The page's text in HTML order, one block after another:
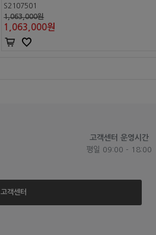
S2107501
1,063,000원
1,063,000원
고객센터 운영시간
평일 09:00 - 18:00
고객센터